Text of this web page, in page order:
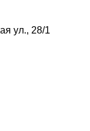
ул., 28/1